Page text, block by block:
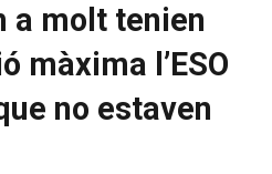
a molt tenien
màxima l’ESO
no estaven